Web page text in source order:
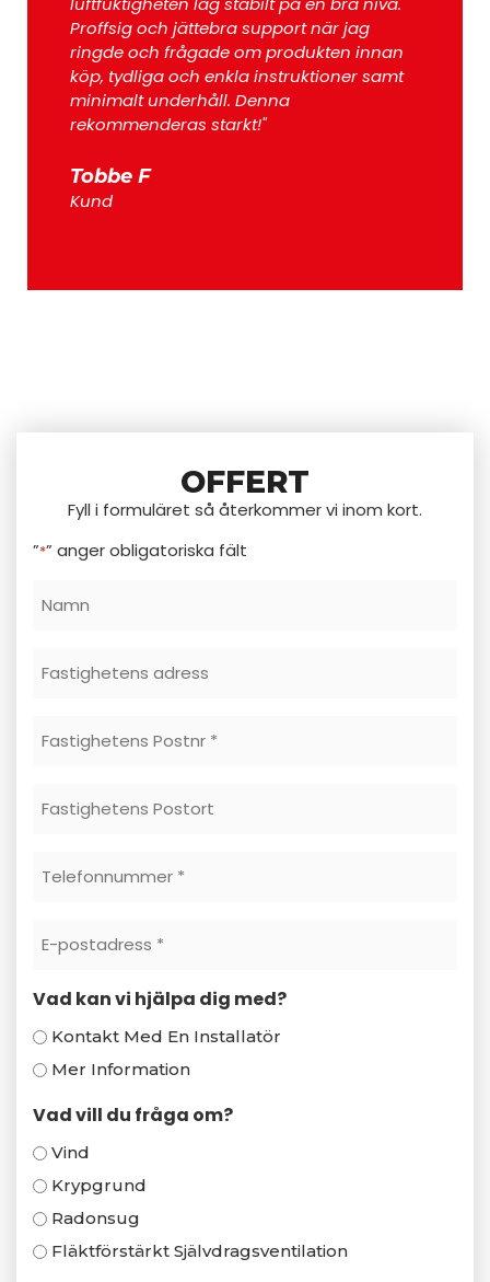
Proffsig och jättebra support när jag
ringde och frågade om produkten innan
köp, tydliga och enkla instruktioner samt
minimalt underhåll. Denna
rekommenderas starkt!"
Tobbe F
Kund
OFFERT
Fyll i formuläret så återkommer vi inom kort.
”*” anger obligatoriska fält
Namn
Fstighetens
Fastighetens
Fastighetens
Telefonnummer
E-
*
Vad kan vi hjälpa dig med?
Kontakt Med En Installatör
Mer Information
Vad vill du fråga om?
Vind
Krypgrund
Radonsug
Fläktförstärkt Självdragsventilation